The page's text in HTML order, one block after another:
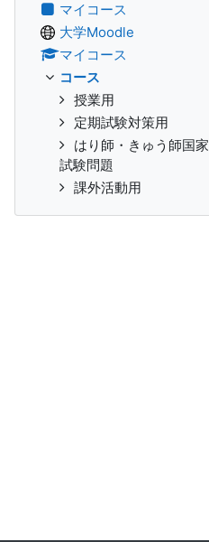
マイコース
大学Moodle
マイコース
コース
授業用
定期試験対策用
はり師・きゅう師国家
試験問題
課外活動用